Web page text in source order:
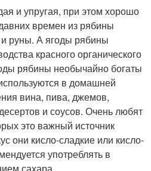
и упругая, при этом хорошо
времен из рябины
и руны. А ягоды рябины
красного органического
рябины необычайно богаты
в домашней
вина, пива, джемов,
и соусов. Очень любят
это важный источник
они кисло-сладкие или кисло-
употреблять в